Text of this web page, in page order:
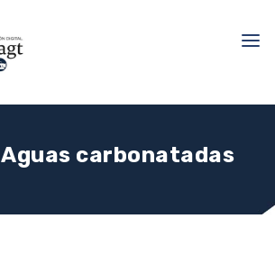
Aguas carbonatadas